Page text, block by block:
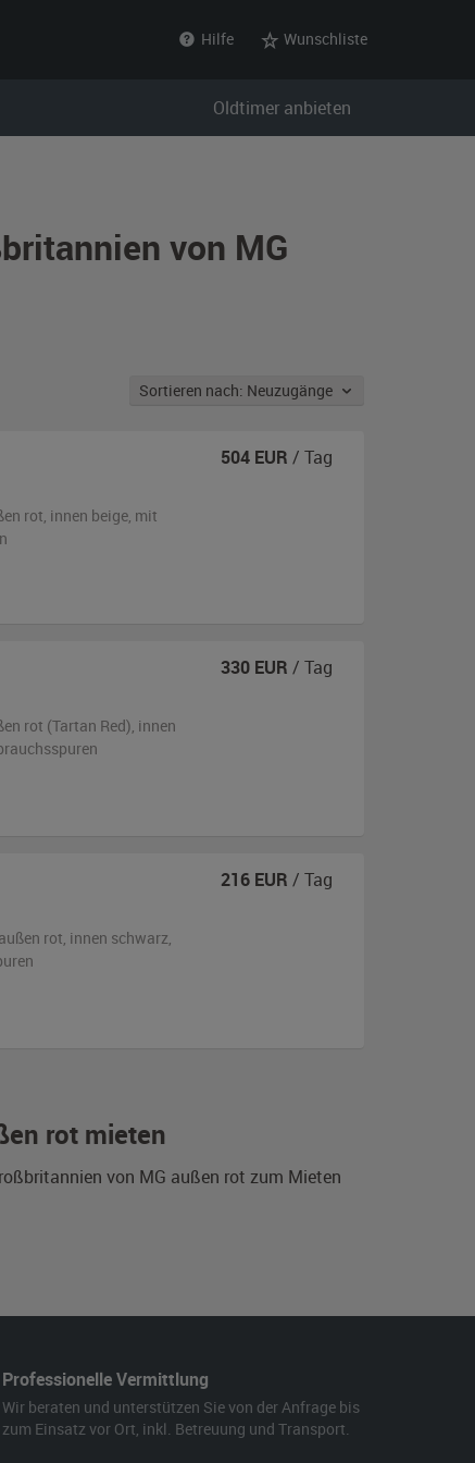
Hilfe Wunschliste
Oldtimer anbieten
von MG
Sortieren nach: Neuzugänge
rot mieten
von MG außen rot zum Mieten
rot, innen beige, mit
504 EUR / Tag
rot (Tartan Red), innen
330 EUR / Tag
außen rot, innen schwarz,
216 EUR / Tag
Professionelle Vermittlung
Wir beraten und unterstützen Sie von der Anfrage bis
zum Einsatz vor Ort, inkl. Betreuung und Transport.